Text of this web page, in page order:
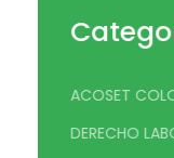
ACOSET
DERECHO